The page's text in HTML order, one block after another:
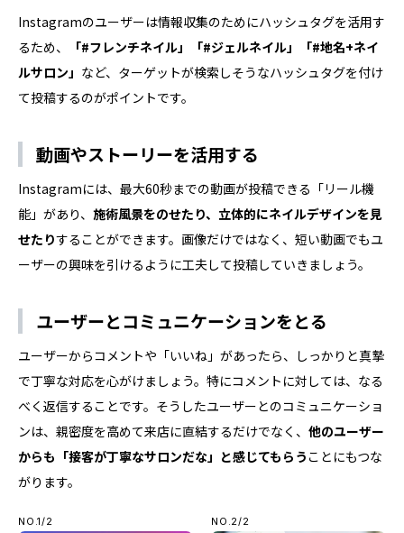
Instagramのユーザーは情報収集のためにハッシュタグを活用す
るため、
「#フレンチネイル」「#ジェルネイル」「#地名+ネイ
ルサロン」 など、ターゲットが検索しそうなハッシュタグを付け
て投稿するのがポイントです。
動画やストーリーを活用する
Instagramには、最大60秒までの動画が投稿できる「リール機
能」があり、 施術風景をのせたり、立体的にネイルデザインを見
せたりすることができます。画像だけではなく、短い動画でもユ
ーザーの興味を引けるように工夫して投稿していきましょう。
ユーザーとコミュニケーションをとる
ユーザーからコメントや「いいね」があったら、しっかりと真摯
で丁寧な対応を心がけましょう。特にコメントに対しては、なる
べく返信することです。そうしたユーザーとのコミュニケーショ
ンは、親密度を高めて来店に直結するだけでなく、 他のユーザー
からも「接客が丁寧なサロンだな」と感じてもらう ことにもつな
がります。
NO.1/2 NO.2/2